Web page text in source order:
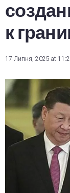
к
17 Липня, 2025 at